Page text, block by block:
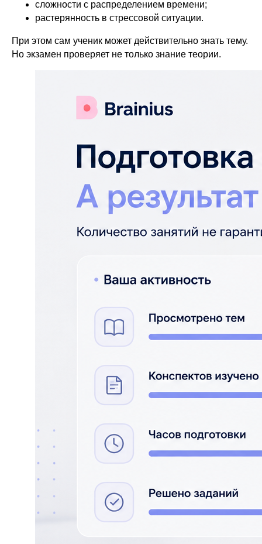
сложности с распределением времени;
растерянность в стрессовой ситуации.
При этом сам ученик может действительно знать тему.
Но экзамен проверяет не только знание теории.